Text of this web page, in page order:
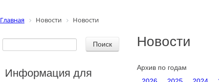
Главная Новости Новости
Новости
Архив по годам
Информация для